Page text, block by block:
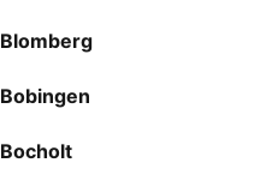
Blomberg
Bobingen
Bocholt